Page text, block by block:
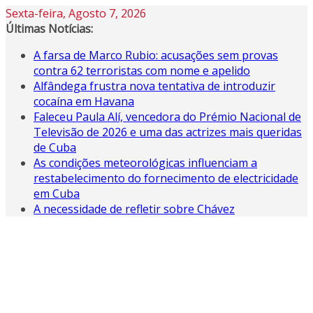
Skip
to
Sexta-feira, Agosto 7, 2026
Últimas Notícias:
A farsa de Marco Rubio: acusações sem provas
contra 62 terroristas com nome e apelido
Alfândega frustra nova tentativa de introduzir
cocaína em Havana
Faleceu Paula Alí, vencedora do Prémio Nacional de
Televisão de 2026 e uma das actrizes mais queridas
de Cuba
As condições meteorológicas influenciam a
restabelecimento do fornecimento de electricidade
em Cuba
A necessidade de refletir sobre Chávez